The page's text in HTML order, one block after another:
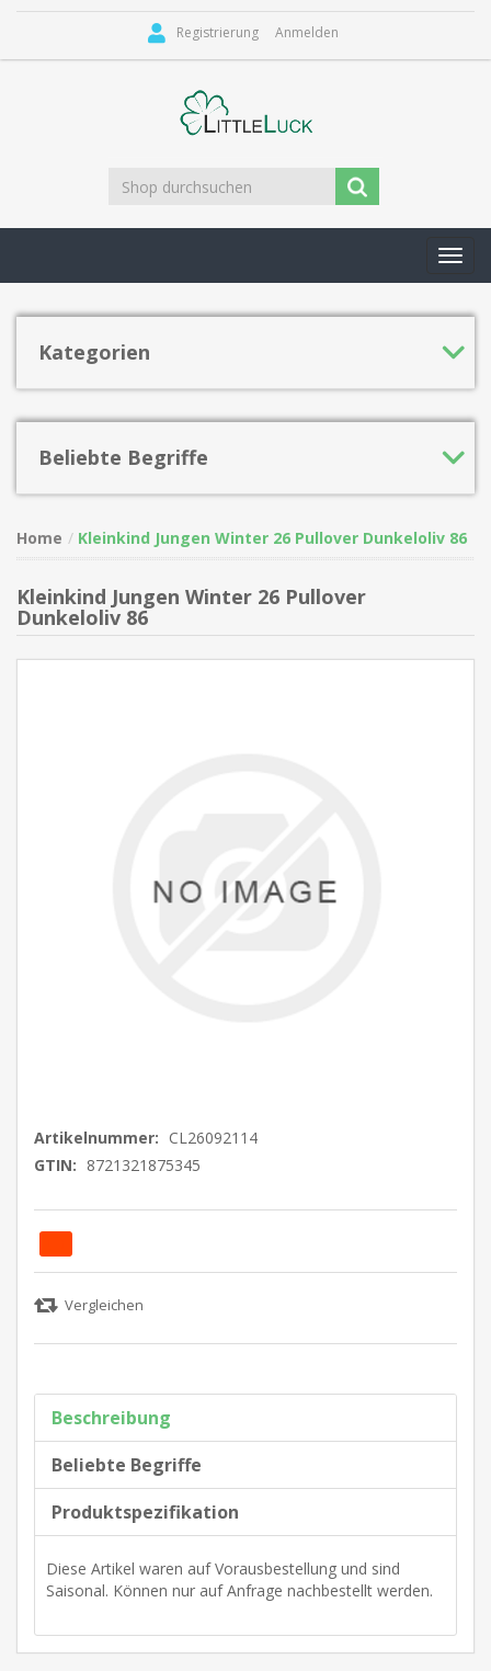
Registrierung Anmelden
Kategorien
Beliebte Begriffe
Home Kleinkind Jungen Winter 26 Pullover Dunkeloliv 86
Kleinkind Jungen Winter 26 Pullover
Dunkeloliv 86
Artikelnummer: CL26092114
GTIN: 8721321875345
Beschreibung
Beliebte Begriffe
Produktspezifikation
Diese Artikel waren auf Vorausbestellung und sind
Saisonal. Können nur auf Anfrage nachbestellt werden.